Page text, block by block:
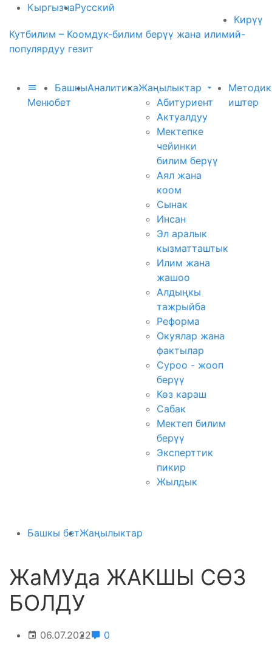
КыргызчаРусский
Кирүү
Кутбилим – Коомдук-билим берүү жана илимий-
популярдуу гезит
Меню
Башкы
бет
АналитикаЖаңылыктар
Абитуриент
Актуалдуу
Мектепке
чейинки
билим берүү
Аял жана
коом
Сынак
Инсан
Эл аралык
кызматташтык
Илим жана
жашоо
Алдыңкы
тажрыйба
Реформа
Окуялар жана
фактылар
Суроо - жооп
берүү
Көз караш
Сабак
Мектеп билим
берүү
Эксперттик
пикир
Жылдык
иштер
Башкы бетЖаңылыктар
ЖаМУда ЖАКШЫ СӨЗ
БОЛДУ
06.07.2022 0